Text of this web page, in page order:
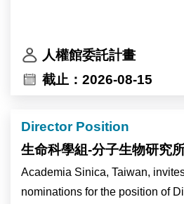
人權館委託計畫
截止：2026-08-15
Director Position
生命科學組-分子生物研究
Academia Sinica, Taiwan,
nominations for the position of